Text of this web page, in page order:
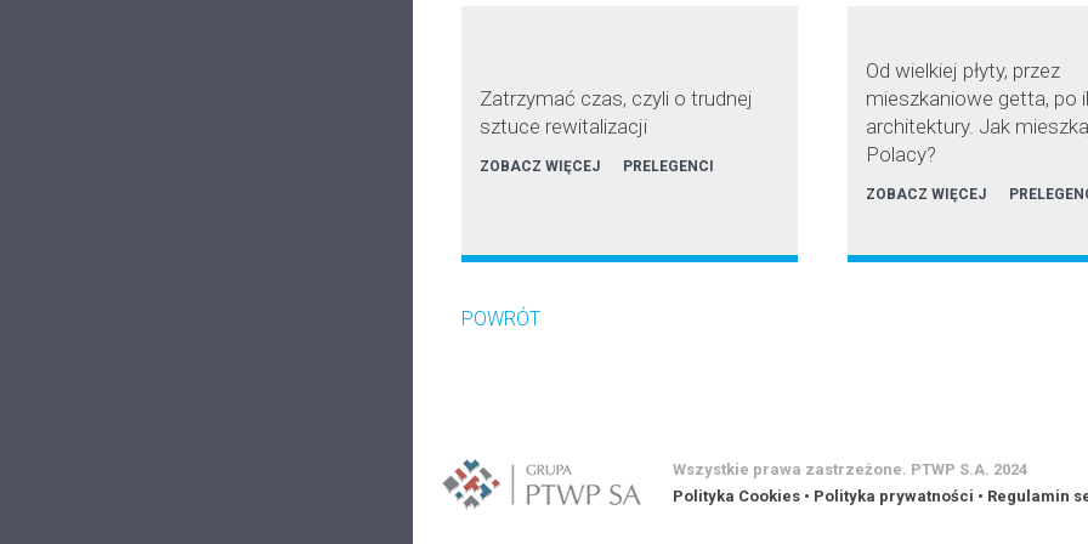
Zatrzymać czas, czyli o trudnej
sztuce rewitalizacji
ZOBACZ WIĘCEJ PRELEGENCI
Od wielkiej płyty, przez
mieszkaniowe getta, po
architektury. Jak
Polacy?
ZOBACZ WIĘCEJ
POWRÓT
Wszystkie prawa zastrzeżone. PTWP S.A. 2024
Polityka Cookies • Polityka prywatności • Regulamin